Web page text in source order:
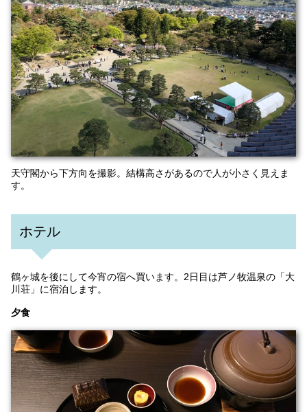
天守閣から下方向を撮影。結構高さがあるので人が小さく見えま
す。
ホテル
鶴ヶ城を後にして今宵の宿へ買います。2日目は芦ノ牧温泉の「大
川荘」に宿泊します。
夕食